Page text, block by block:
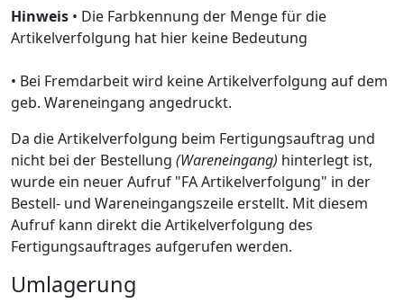
Hinweis • Die Farbkennung der Menge für die
Artikelverfolgung hat hier keine Bedeutung
• Bei Fremdarbeit wird keine Artikelverfolgung auf dem
geb. Wareneingang angedruckt.
Da die Artikelverfolgung beim Fertigungsauftrag und
nicht bei der Bestellung (Wareneingang) hinterlegt ist,
wurde ein neuer Aufruf "FA Artikelverfolgung" in der
Bestell- und Wareneingangszeile erstellt. Mit diesem
Aufruf kann direkt die Artikelverfolgung des
Fertigungsauftrages aufgerufen werden.
Umlagerung